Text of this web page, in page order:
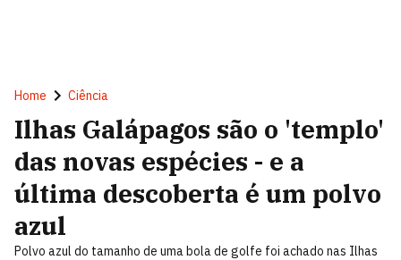
Home Ciência
Ilhas Galápagos são o 'templo'
das novas espécies - e a
última descoberta é um polvo
azul
Polvo azul do tamanho de uma bola de golfe foi achado nas Ilhas